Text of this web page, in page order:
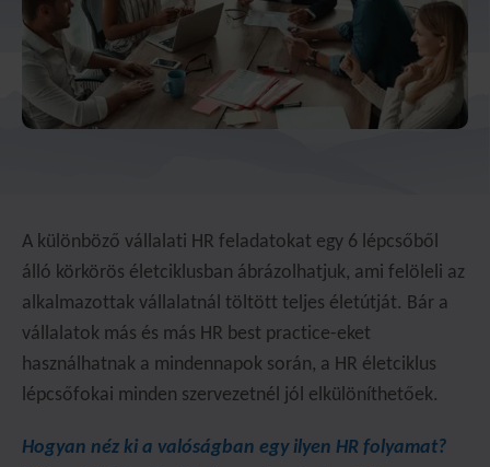
A különböző vállalati HR feladatokat egy 6 lépcsőből
álló körkörös életciklusban ábrázolhatjuk, ami felöleli az
alkalmazottak vállalatnál töltött teljes életútját. Bár a
vállalatok más és más HR best practice-eket
használhatnak a mindennapok során, a HR életciklus
lépcsőfokai minden szervezetnél jól elkülöníthetőek.
Hogyan néz ki a valóságban egy ilyen HR folyamat?